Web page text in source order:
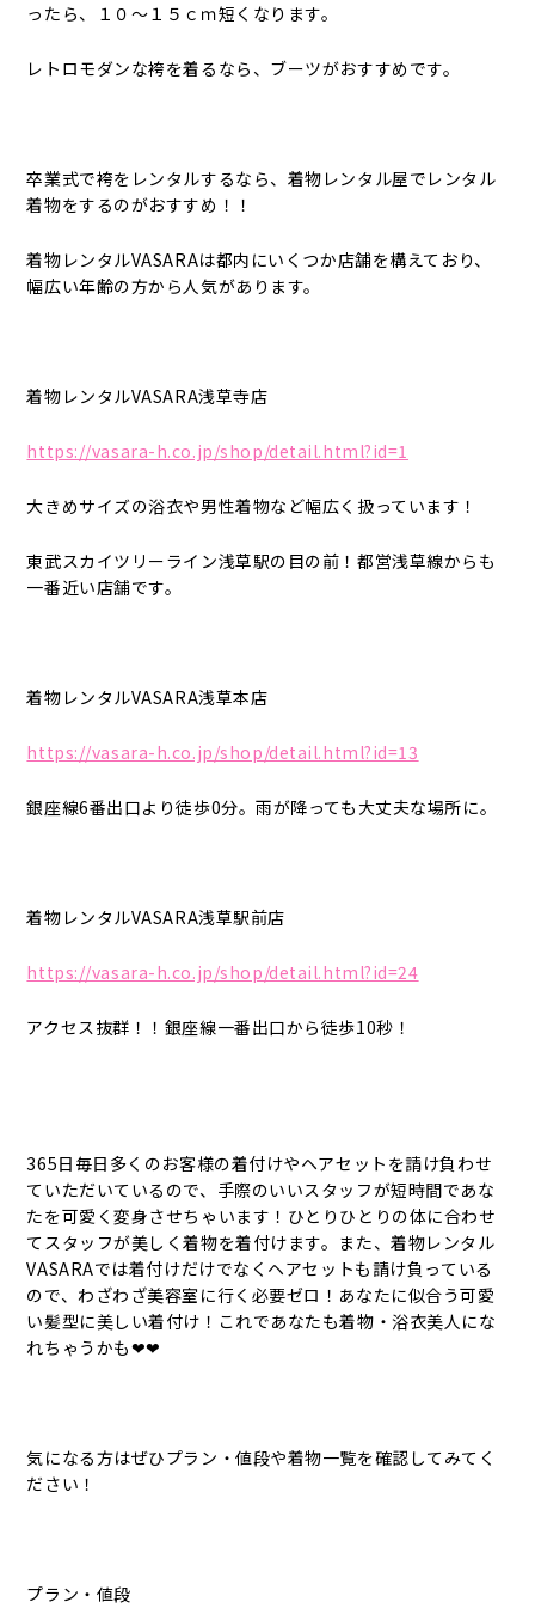
ったら、１０～１５ｃｍ短くなります。
レトロモダンな袴を着るなら、ブーツがおすすめです。
卒業式で袴をレンタルするなら、着物レンタル屋でレンタル
着物をするのがおすすめ！！
着物レンタルVASARAは都内にいくつか店舗を構えており、
幅広い年齢の方から人気があります。
着物レンタルVASARA浅草寺店
https://vasara-h.co.jp/shop/detail.html?id=1
大きめサイズの浴衣や男性着物など幅広く扱っています！
東武スカイツリーライン浅草駅の目の前！都営浅草線からも
一番近い店舗です。
着物レンタルVASARA浅草本店
https://vasara-h.co.jp/shop/detail.html?id=13
銀座線6番出口より徒歩0分。雨が降っても大丈夫な場所に。
着物レンタルVASARA浅草駅前店
https://vasara-h.co.jp/shop/detail.html?id=24
アクセス抜群！！銀座線一番出口から徒歩10秒！
365日毎日多くのお客様の着付けやヘアセットを請け負わせ
ていただいているので、手際のいいスタッフが短時間であな
たを可愛く変身させちゃいます！ひとりひとりの体に合わせ
てスタッフが美しく着物を着付けます。また、着物レンタル
VASARAでは着付けだけでなくヘアセットも請け負っている
ので、わざわざ美容室に行く必要ゼロ！あなたに似合う可愛
い髪型に美しい着付け！これであなたも着物・浴衣美人にな
れちゃうかも❤❤
気になる方はぜひプラン・値段や着物一覧を確認してみてく
ださい！
プラン・値段